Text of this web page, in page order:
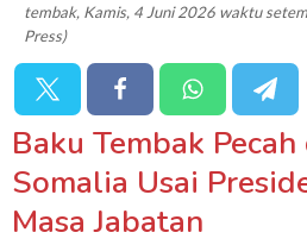
tembak, Kamis, 4 Juni 2026 waktu
Press)
Baku Tembak
Somalia Usai
Masa Jabatan